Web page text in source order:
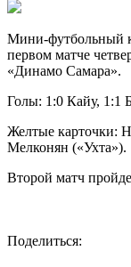
Мини-футбольный
первом матче
«Динамо Самара».
Голы: 1:0 Кайу, 1:1
Желтые карточки:
Мелконян («Ухта»).
Второй матч
Поделиться: